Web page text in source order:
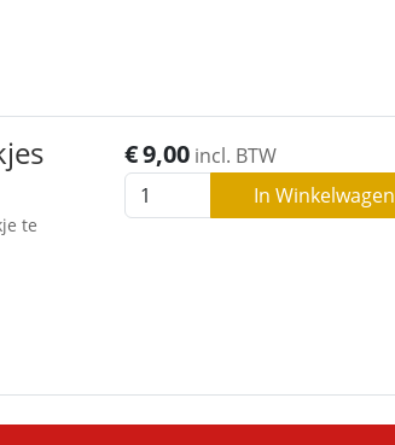
€9,00 incl. BTW
In Winkelwagen
te